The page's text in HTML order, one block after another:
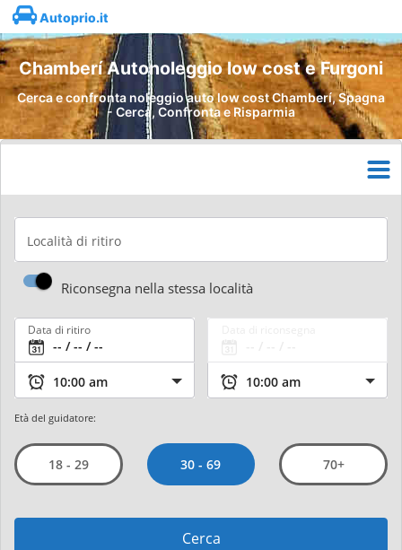
Autoprio.it
Chamberí Autonoleggio low cost e Furgoni
Cerca e confronta noleggio auto low cost Chamberí, Spagna
- Cerca, Confronta e Risparmia
Località di ritiro
Riconsegna nella stessa località
Data di ritiro
Età del guidatore:
18 - 29 30 - 69 70+
Cerca